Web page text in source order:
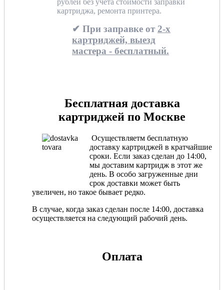
рублей без учета стоимости заправки
картриджа, ремонта принтера.
✔ При заправке от 2-х
картриджей, выезд
мастера - бесплатный.
Бесплатная доставка
картриджей по Москве
Осуществляетм бесплатную
доставку картриджей в кратчайшие
сроки. Если заказ сделан до 14:00,
мы доставим картридж в этот же
день. В особо загруженные дни
срок доставки может быть
увеличен, но такое бывает редко.
В случае, когда заказ сделан после 14:00, доставка
осуществляется на следующий рабочий день.
Оплата